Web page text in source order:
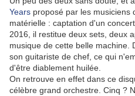
Years proposé par les musiciens
matérielle : captation d'un
2016, il restitue deux sets, deux
musique de cette belle machine.
son guitariste de chef, ce qui
d'être diablement huilée.
On retrouve en effet dans ce
célèbre grand orchestre. Cinq ?